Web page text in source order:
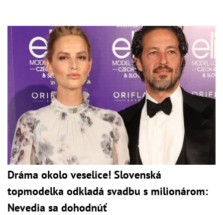
Dráma okolo veselice! Slovenská
topmodelka odkladá svadbu s milionárom:
Nevedia sa dohodnúť